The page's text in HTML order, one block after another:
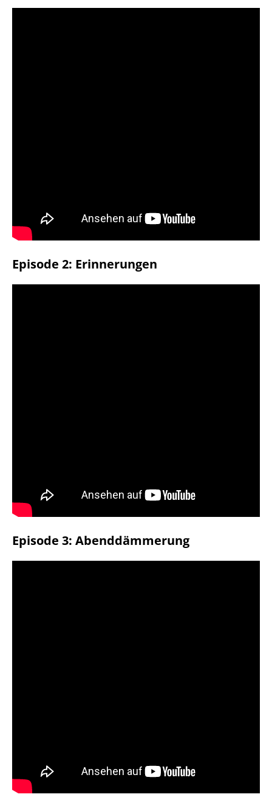
Episode 2: Erinnerungen
Episode 3: Abenddämmerung